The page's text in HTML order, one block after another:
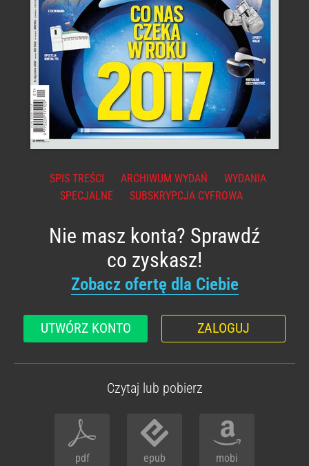
SPIS TREŚCI ARCHIWUM WYDAŃ
WYDANIA
SPECJALNE
SUBSKRYPCJA CYFROWA
Nie masz konta? Sprawdź
co zyskasz!
Zobacz ofertę dla Ciebie
UTWÓRZ KONTO ZALOGUJ
Czytaj lub pobierz
pdf epub mobi